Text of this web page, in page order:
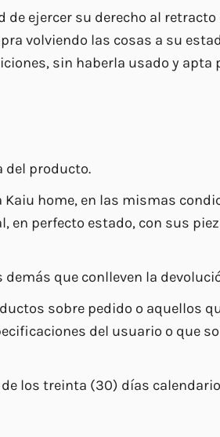
ejercer su derecho al
volviendo las cosas a su
sin haberla usado y apta
del producto.
home, en las mismas
perfecto estado, con sus
que conlleven la
sobre pedido o aquellos
del usuario o que
los treinta (30) días